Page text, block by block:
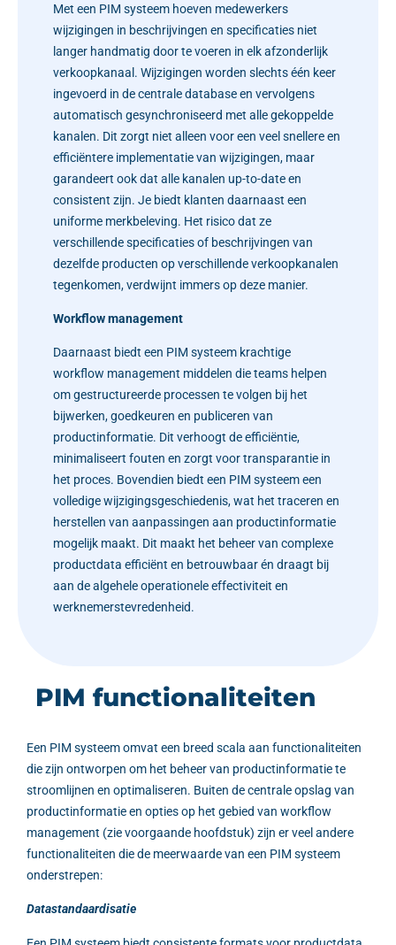
Met een PIM systeem hoeven medewerkers
wijzigingen in beschrijvingen en specificaties niet
langer handmatig door te voeren in elk afzonderlijk
verkoopkanaal. Wijzigingen worden slechts één keer
ingevoerd in de centrale database en vervolgens
automatisch gesynchroniseerd met alle gekoppelde
kanalen. Dit zorgt niet alleen voor een veel snellere en
efficiëntere implementatie van wijzigingen, maar
garandeert ook dat alle kanalen up-to-date en
consistent zijn. Je biedt klanten daarnaast een
uniforme merkbeleving. Het risico dat ze
verschillende specificaties of beschrijvingen van
dezelfde producten op verschillende verkoopkanalen
tegenkomen, verdwijnt immers op deze manier.
Workflow management
Daarnaast biedt een PIM systeem krachtige
workflow management middelen die teams helpen
om gestructureerde processen te volgen bij het
bijwerken, goedkeuren en publiceren van
productinformatie. Dit verhoogt de efficiëntie,
minimaliseert fouten en zorgt voor transparantie in
het proces. Bovendien biedt een PIM systeem een
volledige wijzigingsgeschiedenis, wat het traceren en
herstellen van aanpassingen aan productinformatie
mogelijk maakt. Dit maakt het beheer van complexe
productdata efficiënt en betrouwbaar én draagt bij
aan de algehele operationele effectiviteit en
werknemerstevredenheid.
PIM functionaliteiten
Een PIM systeem omvat een breed scala aan functionaliteiten
die zijn ontworpen om het beheer van productinformatie te
stroomlijnen en optimaliseren. Buiten de centrale opslag van
productinformatie en opties op het gebied van workflow
management (zie voorgaande hoofdstuk) zijn er veel andere
functionaliteiten die de meerwaarde van een PIM systeem
onderstrepen:
Datastandaardisatie